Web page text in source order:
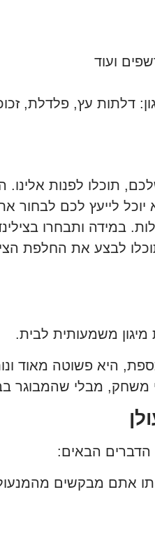
ועוד
דלתות עץ, פלדלת,
תוכלו לפנות אלינו.
יוכל לייעץ לכם לבחור
במידה ותבחרו
לבצע את החלפת
מיגון משמעותית לבית.
היא פשוטה מאוד
משחק, מבלי שהמבוגר
הדברים הבאים:
אתם מבקשים